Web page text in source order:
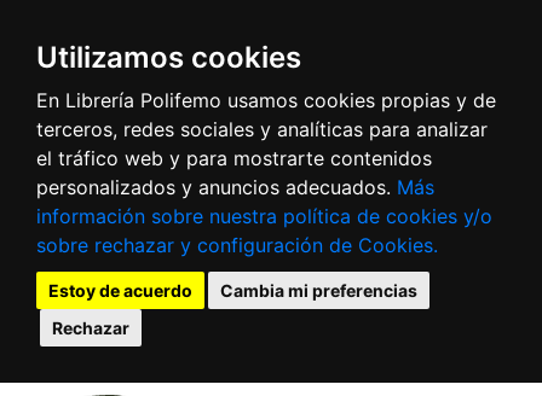
Utilizamos cookies
En Librería Polifemo usamos cookies propias y de
terceros, redes sociales y analíticas para analizar
el tráfico web y para mostrarte contenidos
personalizados y anuncios adecuados. Más
información sobre nuestra política de cookies y/o
sobre rechazar y configuración de Cookies.
Estoy de acuerdo
Cambia mi preferencias
Rechazar